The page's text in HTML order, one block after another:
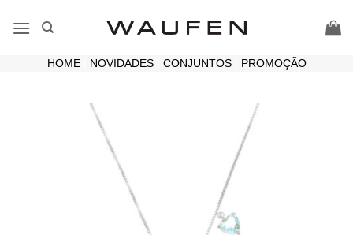
HOME| NOVIDADES| CONJUNTOS| PROMOÇÃO